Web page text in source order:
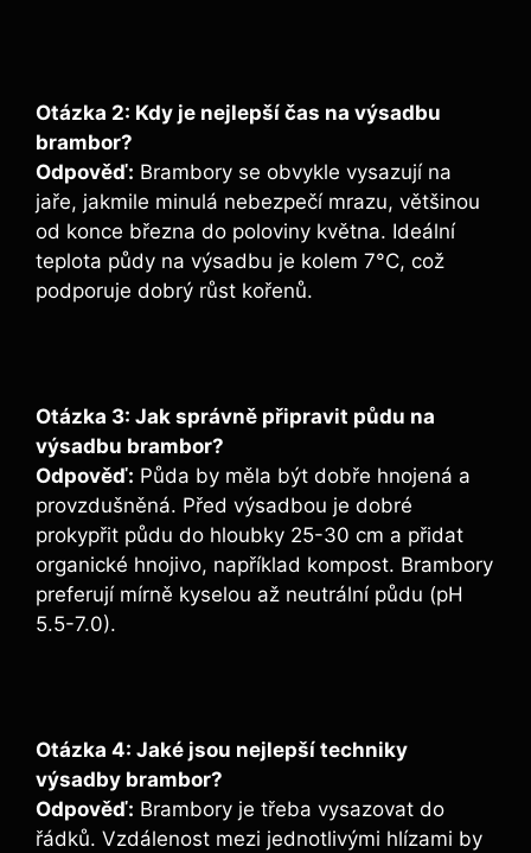
Otázka 2: Kdy je nejlepší čas na výsadbu
brambor?
Odpověď: Brambory se obvykle vysazují na
jaře, jakmile minulá nebezpečí mrazu, většinou
od konce března do poloviny května. Ideální
teplota půdy na výsadbu je kolem 7°C, což
podporuje dobrý růst kořenů.
Otázka 3: Jak správně připravit půdu na
výsadbu brambor?
Odpověď: Půda by měla být dobře hnojená a
provzdušněná. Před výsadbou je dobré
prokypřit půdu do hloubky 25-30 cm a přidat
organické hnojivo, například kompost. Brambory
preferují mírně kyselou až neutrální půdu (pH
5.5-7.0).
Otázka 4: Jaké jsou nejlepší techniky
výsadby brambor?
Odpověď: Brambory je třeba vysazovat do
řádků. Vzdálenost mezi jednotlivými hlízami by